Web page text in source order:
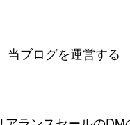
当ブログを運営する